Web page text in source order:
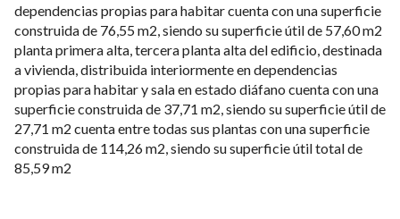
dependencias propias para habitar cuenta con una superficie
construida de 76,55 m2, siendo su superficie útil de 57,60 m2
planta primera alta, tercera planta alta del edificio, destinada
a vivienda, distribuida interiormente en dependencias
propias para habitar y sala en estado diáfano cuenta con una
superficie construida de 37,71 m2, siendo su superficie útil de
27,71 m2 cuenta entre todas sus plantas con una superficie
construida de 114,26 m2, siendo su superficie útil total de
85,59 m2